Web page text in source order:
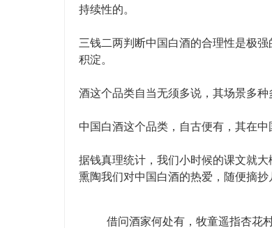
持续性的。
三钱二两判断中国白酒的合理性是极
积淀。
酒这个品类自当无须多说，其场景多
中国白酒这个品类，自古便有，其在中
据钱真理统计，我们小时候的课文就
熏陶我们对中国白酒的热爱，随便摘抄
借问酒家何处有，牧童遥指杏花